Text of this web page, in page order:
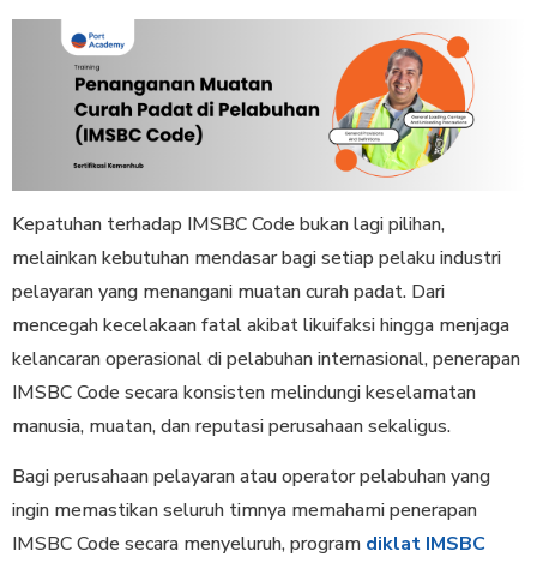
Kepatuhan terhadap IMSBC Code bukan lagi pilihan,
melainkan kebutuhan mendasar bagi setiap pelaku industri
pelayaran yang menangani muatan curah padat. Dari
mencegah kecelakaan fatal akibat likuifaksi hingga menjaga
kelancaran operasional di pelabuhan internasional, penerapan
IMSBC Code secara konsisten melindungi keselamatan
manusia, muatan, dan reputasi perusahaan sekaligus.
Bagi perusahaan pelayaran atau operator pelabuhan yang
ingin memastikan seluruh timnya memahami penerapan
IMSBC Code secara menyeluruh, program diklat IMSBC